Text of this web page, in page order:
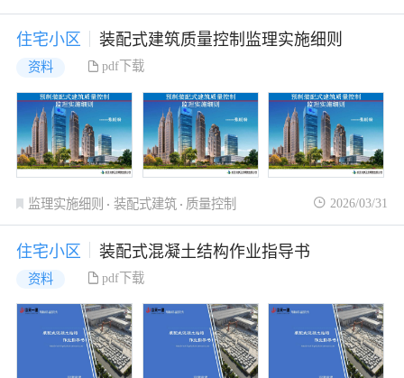
住宅小区 装配式建筑质量控制监理实施细则
资料 pdf下载
监理实施细则 装配式建筑 质量控制 2026/03/31
住宅小区 装配式混凝土结构作业指导书
资料 pdf下载